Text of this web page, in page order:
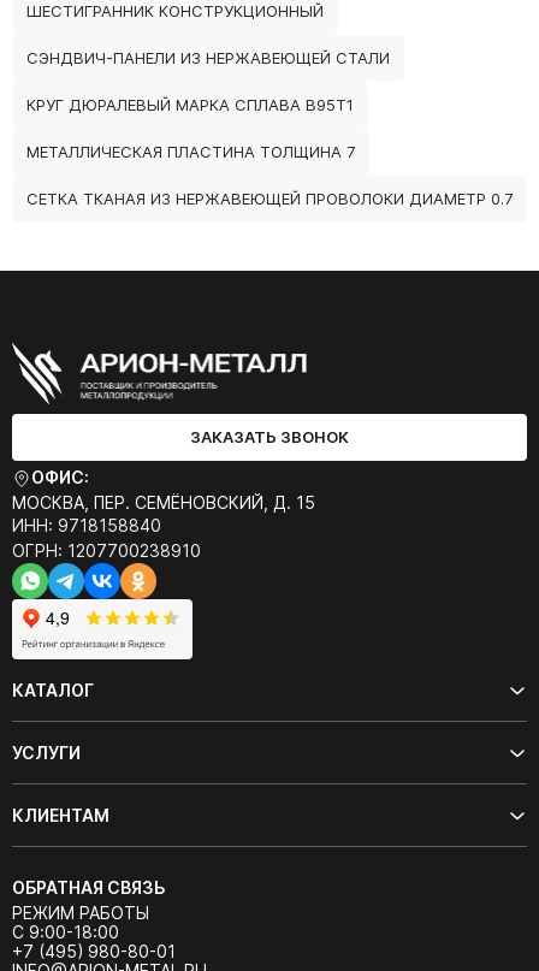
ШЕСТИГРАННИК КОНСТРУКЦИОННЫЙ
СЭНДВИЧ-ПАНЕЛИ ИЗ НЕРЖАВЕЮЩЕЙ СТАЛИ
КРУГ ДЮРАЛЕВЫЙ МАРКА СПЛАВА В95Т1
МЕТАЛЛИЧЕСКАЯ ПЛАСТИНА ТОЛЩИНА 7
СЕТКА ТКАНАЯ ИЗ НЕРЖАВЕЮЩЕЙ ПРОВОЛОКИ ДИАМЕТР 0.7
ЗАКАЗАТЬ ЗВОНОК
ОФИС:
МОСКВА, ПЕР. СЕМЁНОВСКИЙ, Д. 15
ИНН: 9718158840
ОГРН: 1207700238910
КАТАЛОГ
УСЛУГИ
КЛИЕНТАМ
ОБРАТНАЯ СВЯЗЬ
РЕЖИМ РАБОТЫ
С 9:00-18:00
+7 (495) 980-80-01